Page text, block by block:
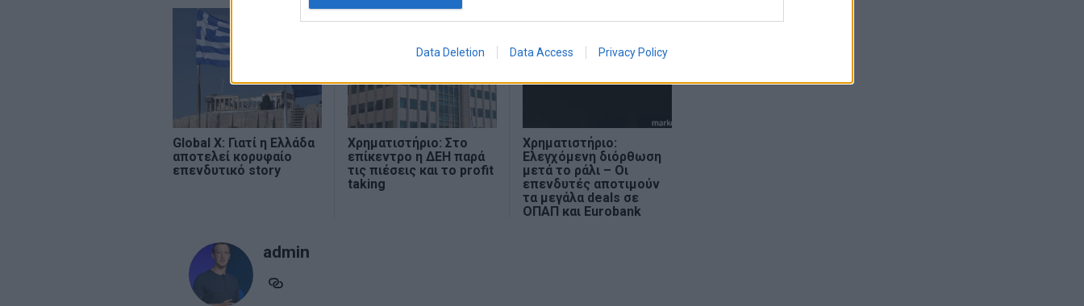
Data Deletion Data Access Privacy Policy
Global X: Γιατί η Ελλάδα
αποτελεί κορυφαίο
επενδυτικό story
Χρηματιστήριο: Στο
επίκεντρο η ΔΕΗ παρά
τις πιέσεις και το profit
taking
Χρηματιστήριο:
Ελεγχόμενη διόρθωση
μετά το ράλι – Οι
επενδυτές αποτιμούν
τα μεγάλα deals σε
ΟΠΑΠ και Eurobank
admin